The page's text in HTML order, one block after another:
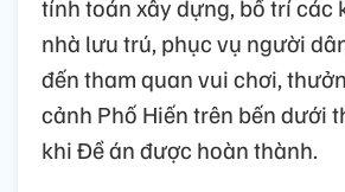
tính toán xây dựng, bố trí các
nhà lưu trú, phục vụ người
đến tham quan vui chơi,
cảnh Phố Hiến trên bến dưới
khi Đề án được hoàn thành.